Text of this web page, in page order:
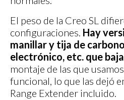
El peso de la Creo SL
configuraciones. Hay
manillar y tija de
electrónico, etc. que
montaje de las que
funcional, lo que las dejó
Range Extender incluido.